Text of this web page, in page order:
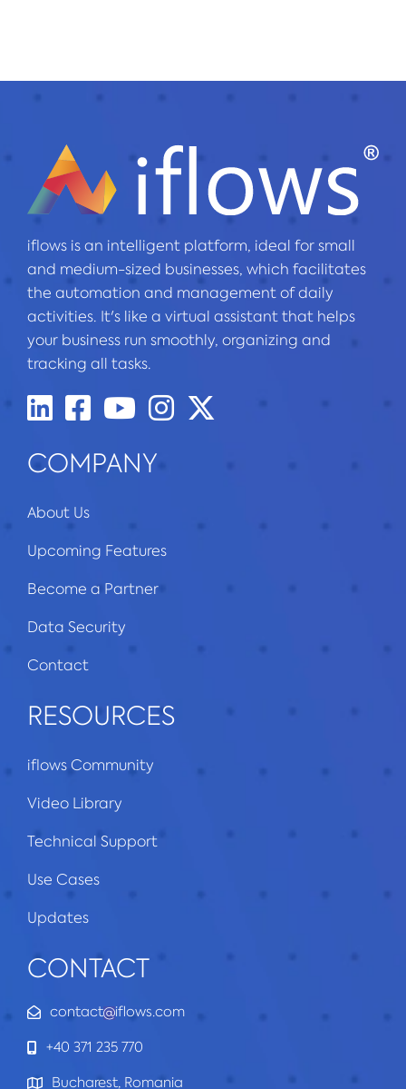
iflows is an intelligent platform, ideal for small
and medium-sized businesses, which facilitates
the automation and management of daily
activities. It's like a virtual assistant that helps
your business run smoothly, organizing and
tracking all tasks.
COMPANY
About Us
Upcoming Features
Become a Partner
Data Security
Contact
RESOURCES
iflows Community
Video Library
Technical Support
Use Cases
Updates
CONTACT
contact iflows.com
+40 371 235 770
Bucharest, Romania